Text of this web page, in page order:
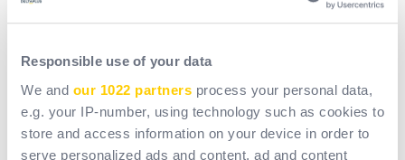
Responsible use of your data
We and our 1022 partners process your personal data,
e.g. your IP-number, using technology such as cookies to
store and access information on your device in order to
serve personalized ads and content, ad and content
, cum ar fi căștile pentru urechi sau dopurile
expuși la niveluri ridicate de zgomot. Protecția ochilor
protejează ochii lucrătorilor de stropi, praf sau radiații,
în timp ce măștile de protecție respiratorie împiedică
pătrunderea particulelor și vaporilor toxici.